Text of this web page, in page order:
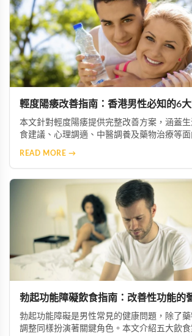
輕度陽痿改善指南：香港男性必知的6
本文針對輕度陽痿提供完整改善方案，涵蓋
食建議、心理調適、中醫調養及藥物治療等面
READ MORE →
勃起功能障礙飲食指南：改善性功能的
勃起功能障礙是男性常見的健康問題，除了
調整同樣扮演著關鍵角色。本文介紹五大飲食